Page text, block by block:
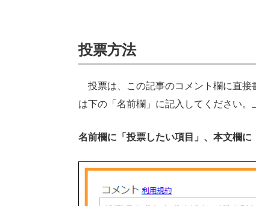
投票方法
投票は、この記事のコメント欄に直接
は下の「名前欄」に記入してください。
名前欄に「投票したい項目」、本文欄に